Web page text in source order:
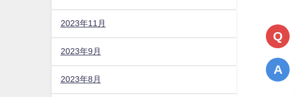
2023年11月
2023年9月
2023年8月